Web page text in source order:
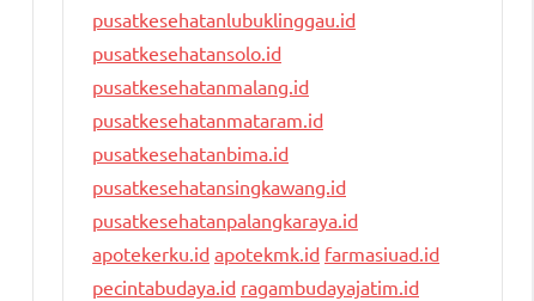
pusatkesehatanlubuklinggau.id
pusatkesehatansolo.id
pusatkesehatanmalang.id
pusatkesehatanmataram.id
pusatkesehatanbima.id
pusatkesehatansingkawang.id
pusatkesehatanpalangkaraya.id
apotekerku.id apotekmk.id farmasiuad.id
pecintabudaya.id ragambudayajatim.id